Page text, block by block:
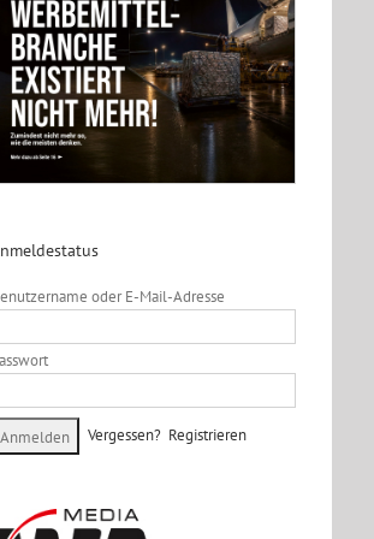
oder E-Mail-Adresse
Vergessen? Registrieren